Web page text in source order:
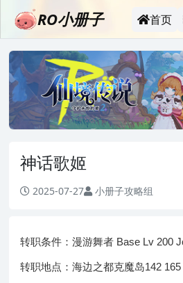
RO小册子 首页
神话歌姬
2025-07-27 小册子攻略组
转职条件：漫游舞者 Base Lv 200
转职地点：海边之都克魔岛142 165